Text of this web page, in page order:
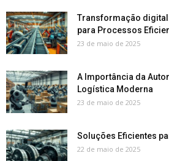
Transformação
para Processos
23 de maio de 2025
A Importância da
Logística Moderna
23 de maio de 2025
Soluções Eficientes
22 de maio de 2025